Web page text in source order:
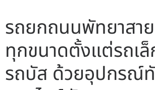
รถยกถนนพัทยาสา
ทุกขนาดตั้งแต่รถเ
รถบัส ด้วยอุปกรณ์